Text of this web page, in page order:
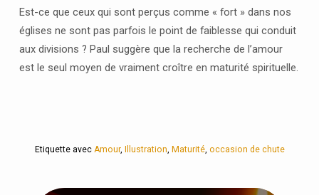
Est-ce que ceux qui sont perçus comme « fort » dans nos
églises ne sont pas parfois le point de faiblesse qui conduit
aux divisions ? Paul suggère que la recherche de l’amour
est le seul moyen de vraiment croître en maturité spirituelle.
Etiquette avec Amour, Illustration Maturité, occasion de chute